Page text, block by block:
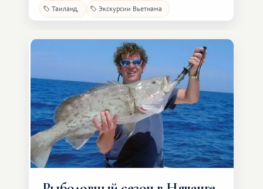
известных чудес света по всему миру.
достопримечательностей в Паттайе
построенная в 1986 году и имеет
площадь 46400 квадратных метров.
Все модели вып
Таиланд Экскурсии Вьетнама